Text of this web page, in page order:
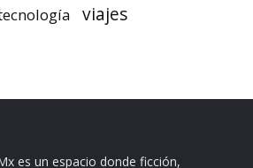
viajes
es un espacio donde ficción,